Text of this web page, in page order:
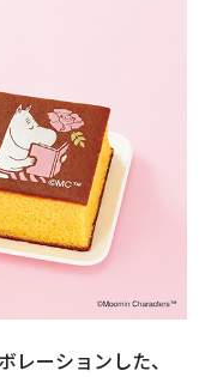
レーションした、